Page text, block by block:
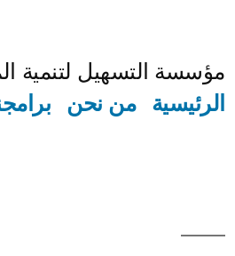
مؤسسة التسهيل لتنمية
الرئيسية
من نحن